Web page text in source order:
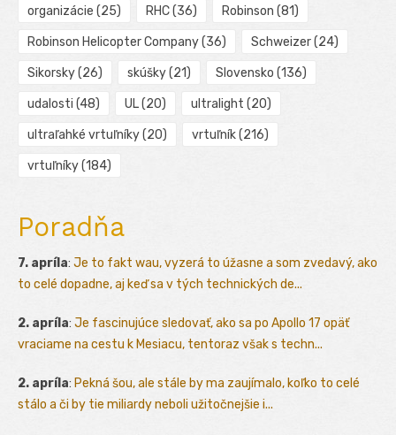
organizácie (25) RHC(36) Robinson (81)
Robinson Helicopter Company(36) Schweizer(24)
Sikorsky(26) skúšky(21) Slovensko (136)
udalosti (48) UL(20) ultralight (20)
ultraľahké vrtuľníky(20) vrtuľník(216)
vrtuľníky(184)
Poradňa
7. apríla: Je to fakt wau, vyzerá to úžasne a som zvedavý, ako
to celé dopadne, aj keď sa v tých technických de...
2. apríla: Je fascinujúce sledovať, ako sa po Apollo 17 opäť
vraciame na cestu k Mesiacu, tentoraz však s techn...
2. apríla: Pekná šou, ale stále by ma zaujímalo, koľko to celé
stálo a či by tie miliardy neboli užitočnejšie i...